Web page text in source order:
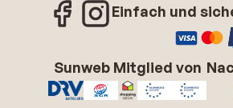
Einfach und
Sunweb Mitglied von